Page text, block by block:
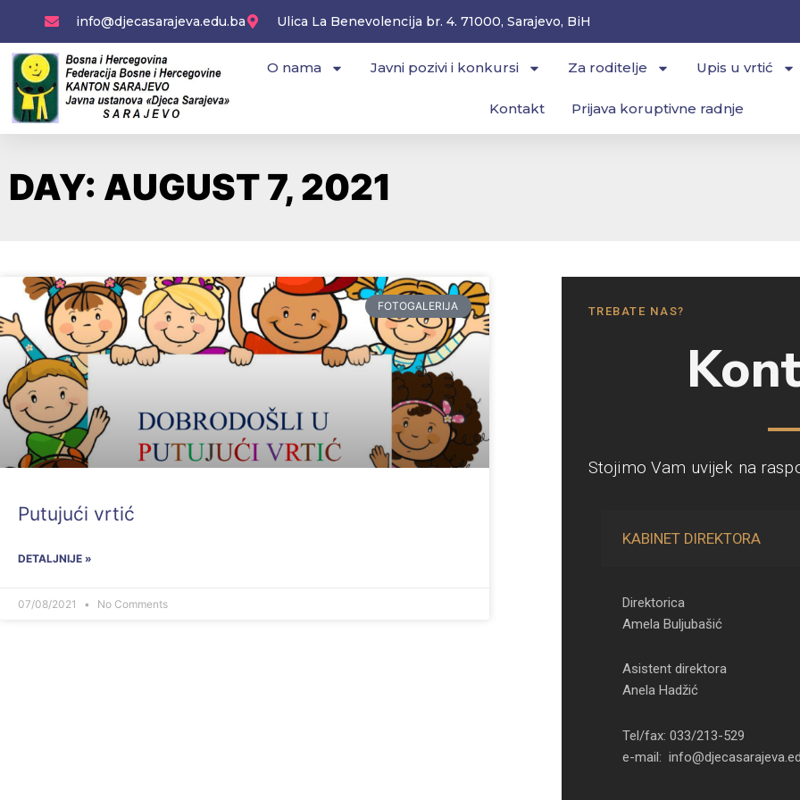
content
info@djecasarajeva.edu.ba Ulica La Benevolencija br. 4. 71000, Sarajevo, BiH
O nama Javni pozivi i konkursi Za roditelje Upis u vrtić
Kontakt Prijava koruptivne radnje
DAY: AUGUST 7, 2021
FOTOGALERIJA
Putujući vrtić
DETALJNIJE »
07/08/2021 No Comments
TREBATE NAS?
Stojimo Vam uvijek na
KABINET DIREKTORA
Direktorica
Amela Buljubašić
Asistent direktora
Anela Hadžić
Tel/fax: 033/213-529
e-mail: